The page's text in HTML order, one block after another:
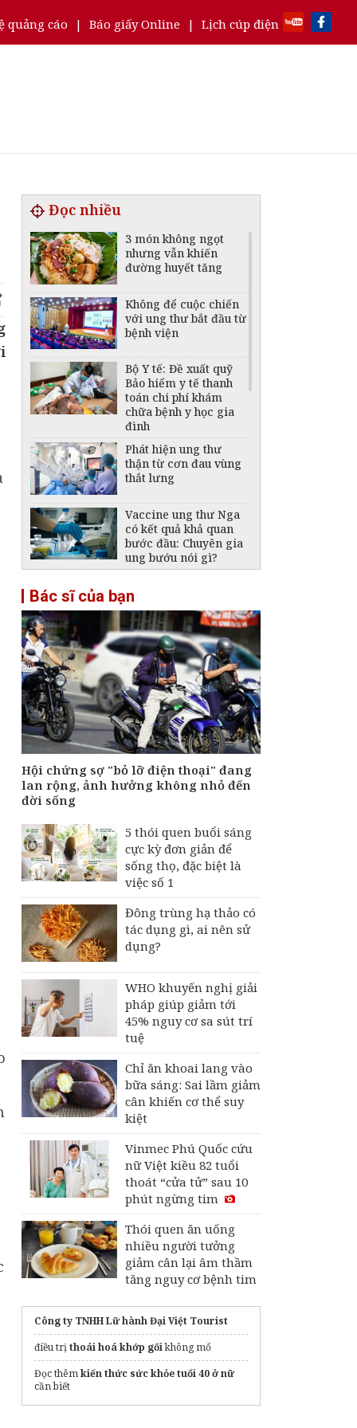
quảng cáo | Báo giấy Online | Lịch cúp điện
Đọc nhiều
3 món không ngọt
nhưng vẫn khiến
đường huyết tăng
Không để cuộc chiến
với ung thư bắt đầu từ
bệnh viện
Bộ Y tế: Đề xuất quỹ
Bảo hiểm y tế thanh
toán chi phí khám
chữa bệnh y học gia
đình
Phát hiện ung thư
thận từ cơn đau vùng
thắt lưng
Vaccine ung thư Nga
có kết quả khả quan
bước đầu: Chuyên gia
ung bướu nói gì?
thành quả phòng,
chống HIV/AIDS
Liên tiếp cấp cứu các
ca bệnh nghi do rết,
ruồi chui vào tai
Không được thu thêm
tiền của người bệnh
bảo hiểm y tế nếu
không khám theo yêu
cầu
Hội chứng sợ "bỏ lỡ
không nhỏ đến đời
sống
Bác sĩ của bạn
Hội chứng sợ "bỏ lỡ điện thoại" đang
lan rộng, ảnh hưởng không nhỏ đến
đời sống
5 thói quen buổi sáng
cực kỳ đơn giản để
sống thọ, đặc biệt là
việc số 1
Đông trùng hạ thảo có
tác dụng gì, ai nên sử
dụng?
WHO khuyến nghị giải
pháp giúp giảm tới
45% nguy cơ sa sút trí
tuệ
Chỉ ăn khoai lang vào
bữa sáng: Sai lầm giảm
cân khiến cơ thể suy
kiệt
Vinmec Phú Quốc cứu
nữ Việt kiều 82 tuổi
thoát “cửa tử” sau 10
phút ngừng tim
Thói quen ăn uống
nhiều người tưởng
giảm cân lại âm thầm
tăng nguy cơ bệnh tim
Công ty TNHH Lữ hành Đại Việt Tourist
điều trịthoái hoá khớp gốikhông mổ
Đọc thêmkiến thức sức khỏe tuổi 40 ở nữ
cần biết